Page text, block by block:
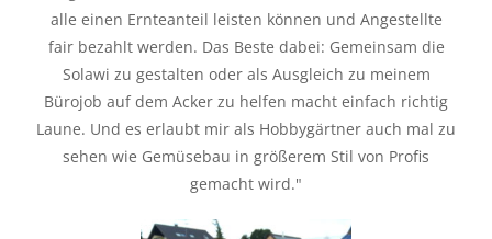
alle einen Ernteanteil leisten können und Angestellte
fair bezahlt werden. Das Beste dabei: Gemeinsam die
Solawi zu gestalten oder als Ausgleich zu meinem
Bürojob auf dem Acker zu helfen macht einfach richtig
Laune. Und es erlaubt mir als Hobbygärtner auch mal zu
sehen wie Gemüsebau in größerem Stil von Profis
gemacht wird."